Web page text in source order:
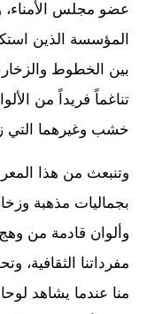
عضو مجلس الأمناء،
المؤسسة الذين
بين الخطوط
تناغماً فريداً من
خشب وغيرهما
وتنبعث من هذا
بجماليات مذهبة
وألوان قادمة من
مفرداتنا الثقافية،
منا عندما يشاهد